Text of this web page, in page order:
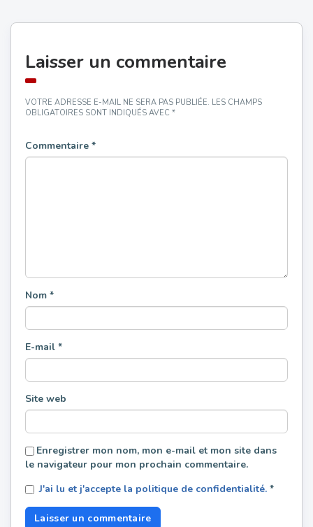
Laisser un commentaire
VOTRE ADRESSE E-MAIL NE SERA PAS PUBLIÉE. LES CHAMPS
OBLIGATOIRES SONT INDIQUÉS AVEC *
Commentaire *
Nom *
E-mail *
Site web
Enregistrer mon nom, mon e-mail et mon site dans
le navigateur pour mon prochain commentaire.
J'ai lu et j'accepte la politique de confidentialité. *